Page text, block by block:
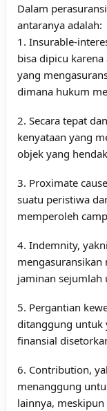
Dalam
antaranya adalah:
1. Insurable-
bisa dipicu
yang
dimana hukum
2. Secara tepat
kenyataan yang
objek yang
3. Proximate
suatu peristiwa
memperoleh
4. Indemnity,
jaminan sejumlah
5. Pergantian
ditanggung untuk
finansial
6. Contribution,
menanggung
lainnya,